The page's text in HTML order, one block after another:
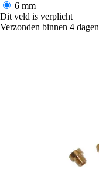
6 mm
Dit veld is verplicht
Verzonden binnen 4 dagen